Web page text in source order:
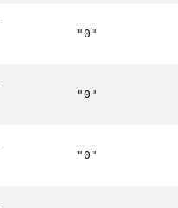
"0"
"0"
"0"